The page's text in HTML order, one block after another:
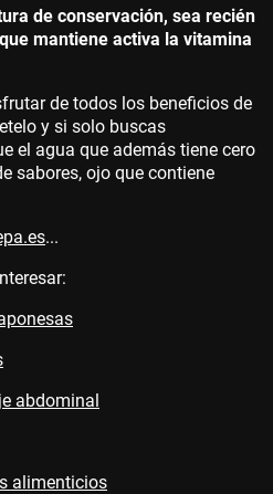
de conservación, sea recién
mantiene activa la vitamina
de todos los beneficios de
y si solo buscas
el agua que además tiene cero
sabores, ojo que contiene
...
abdominal
alimenticios